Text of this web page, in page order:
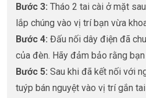
Bước 3: Tháo 2 tai cài ở mặt
lắp chúng vào vị trí bạn vừa
Bước 4: Đấu nối dây điện đã
của đèn. Hãy đảm bảo rằng
Bước 5: Sau khi đã kết nối với
tuýp bán nguyệt vào vị trí gắn